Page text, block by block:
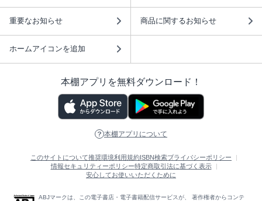
重要なお知らせ 商品に関するお知らせ
ホームアイコンを追加
本棚アプリを無料ダウンロード！
本棚アプリについて
このサイトについて推奨環境利用規約ISBN検索プライバシーポリシー
情報セキュリティーポリシー特定商取引法に基づく表示
安心してお使いいただくために
ABJマークは、この電子書店・電子書籍配信サービスが、 著作権者からコンテ